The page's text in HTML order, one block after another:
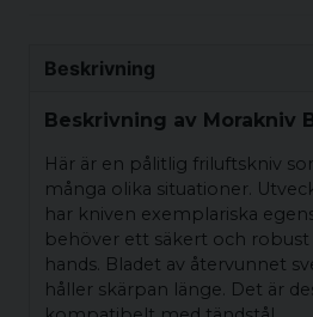
Beskrivning
Beskrivning av Morakniv
Här är en pålitlig friluftskniv
många olika situationer.
har kniven exemplariska
behöver ett säkert och robust
hands. Bladet av återvunnet
håller skärpan länge. Det är